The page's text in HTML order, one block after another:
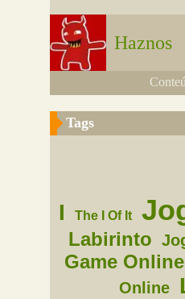
Haznos
Tags
I The I Of It
Labirinto
Game Online
Online